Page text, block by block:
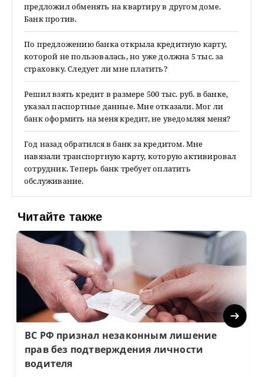
предложил обменять на квартиру в другом доме.
Банк против.
По предложению банка открыла кредитную карту,
которой не пользовалась, но уже должна 5 тыс. за
страховку. Следует ли мне платить?
Решил взять кредит в размере 500 тыс. руб. в банке,
указал паспортные данные. Мне отказали. Мог ли
банк оформить на меня кредит, не уведомляя меня?
Год назад обратился в банк за кредитом. Мне
навязали транспортную карту, которую активировал
сотрудник. Теперь банк требует оплатить
обслуживание.
Читайте также
ВС РФ признал незаконным лишение
прав без подтверждения личности
водителя
Next